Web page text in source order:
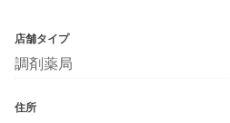
店舗タイプ
調剤薬局
住所